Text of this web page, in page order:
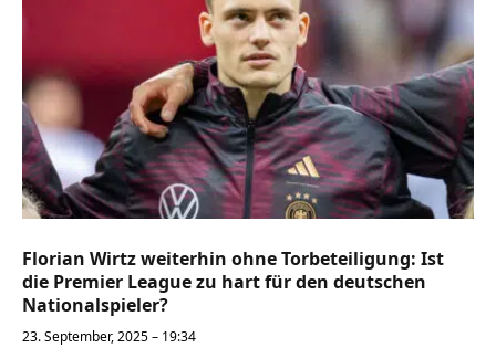
Florian Wirtz weiterhin ohne Torbeteiligung: Ist
die Premier League zu hart für den deutschen
Nationalspieler?
23. September, 2025 – 19:34